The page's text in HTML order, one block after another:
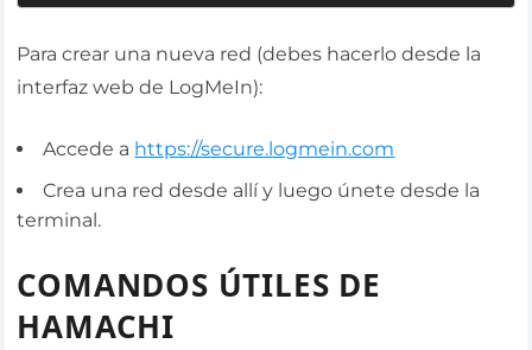
Para crear una nueva red (debes hacerlo desde la
interfaz web de LogMeIn):
Accede a https://secure.logmein.com
Crea una red desde allí y luego únete desde la
terminal.
COMANDOS ÚTILES DE
HAMACHI